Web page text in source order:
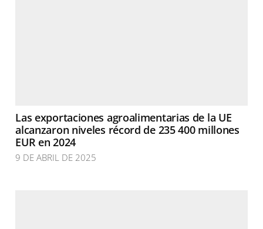
Las exportaciones agroalimentarias de la UE
alcanzaron niveles récord de 235 400 millones
EUR en 2024
9 DE ABRIL DE 2025